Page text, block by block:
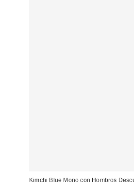
Kimchi Blue Mono con Hombros